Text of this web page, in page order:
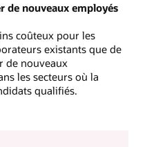
de nouveaux employés
coûteux pour les
existants que de
de nouveaux
les secteurs où la
qualifiés.